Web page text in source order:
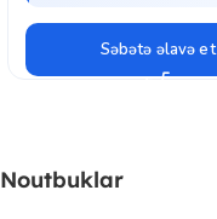
Səbətə əlavə et
Noutbuklar